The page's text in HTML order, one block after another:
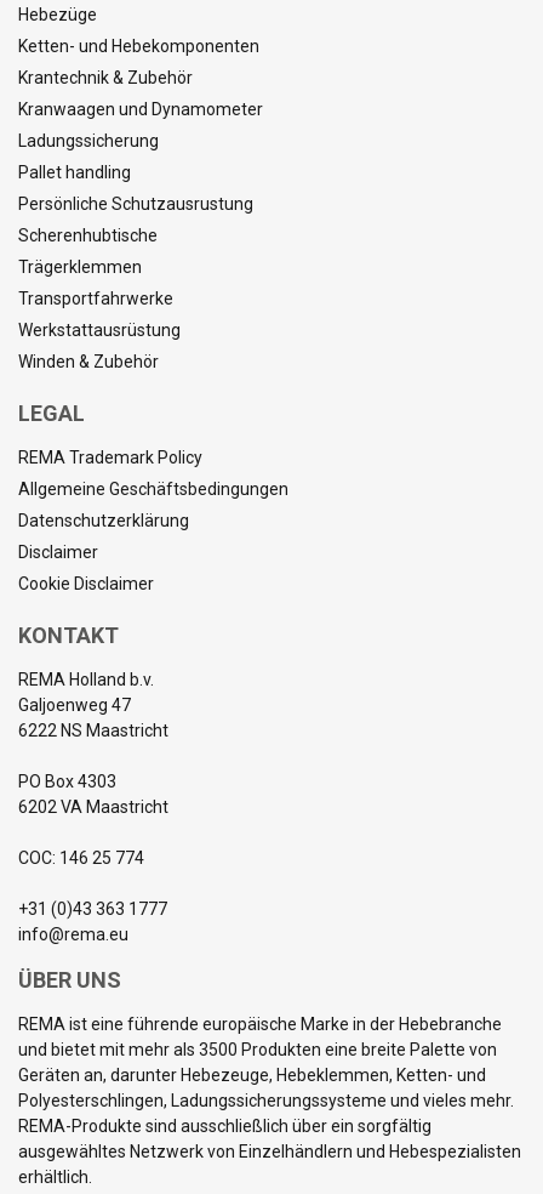
Hebezüge
Ketten- und Hebekomponenten
Krantechnik & Zubehör
Kranwaagen und Dynamometer
Ladungssicherung
Pallet handling
Persönliche Schutzausrustung
Scherenhubtische
Trägerklemmen
Transportfahrwerke
Werkstattausrüstung
Winden & Zubehör
LEGAL
REMA Trademark Policy
Allgemeine Geschäftsbedingungen
Datenschutzerklärung
Disclaimer
Cookie Disclaimer
KONTAKT
REMA Holland b.v.
Galjoenweg 47
6222 NS Maastricht
PO Box 4303
6202 VA Maastricht
COC: 146 25 774
+31 (0)43 363 1777
info@rema.eu
ÜBER UNS
REMA ist eine führende europäische Marke in der Hebebranche
und bietet mit mehr als 3500 Produkten eine breite Palette von
Geräten an, darunter Hebezeuge, Hebeklemmen, Ketten- und
Polyesterschlingen, Ladungssicherungssysteme und vieles mehr.
REMA-Produkte sind ausschließlich über ein sorgfältig
ausgewähltes Netzwerk von Einzelhändlern und Hebespezialisten
erhältlich.